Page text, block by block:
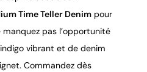
Time Teller Denim pour
pas l’opportunité
vibrant et de denim
Commandez dès